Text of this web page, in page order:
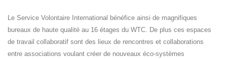
Le Service Volontaire International bénéfice ainsi de magnifiques
bureaux de haute qualité au 16 étages du WTC. De plus ces espaces
de travail collaboratif sont des lieux de rencontres et collaborations
entre associations voulant créer de nouveaux éco-systèmes